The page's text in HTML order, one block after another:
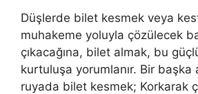
Düşlerde bilet kesmek veya
muhakeme yoluyla çözülecek
çıkacağına, bilet almak, bu
kurtuluşa yorumlanır. Bir başka
ruyada bilet kesmek; Korkarak